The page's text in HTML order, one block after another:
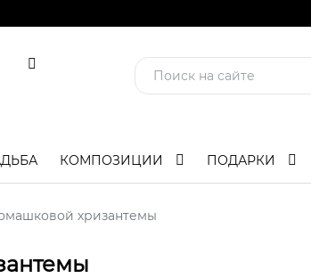
КОМПОЗИЦИИ ПОДАРКИ
хризантемы